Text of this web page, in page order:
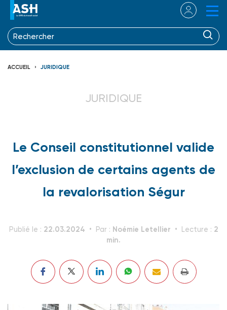
ACCUEIL JURIDIQUE
JURIDIQUE
Le Conseil constitutionnel valide
l’exclusion de certains agents de
la revalorisation Ségur
Publié le : 22.03.2024 Par : Noémie Letellier Lecture : 2
min.